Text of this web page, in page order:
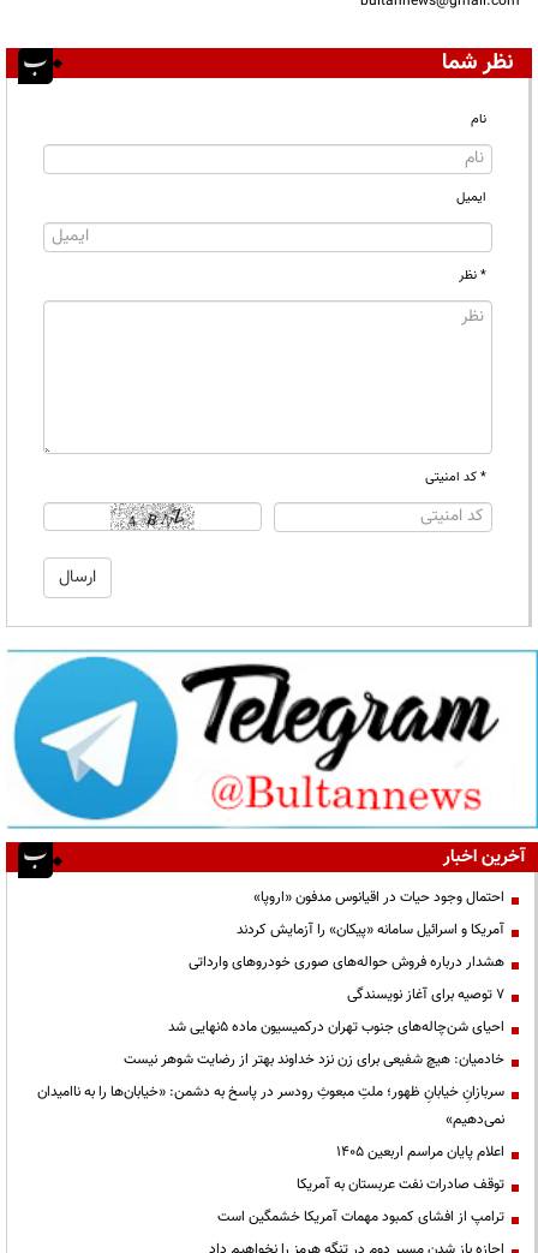
نظر شما
نام
ایمیل
* نظر
* کد امنیتی
آخرین اخبار
احتمال وجود حیات در اقیانوس مدفون «اروپا»
آمریکا و اسرائیل سامانه «پیکان» را آزمایش کردند
هشدار درباره فروش حواله‌های صوری خودروهای وارداتی
۷ توصیه برای آغاز نویسندگی
احیای شن‌چاله‌های جنوب تهران درکمیسیون ماده ۵نهایی شد
خادمیان: هیچ شفیعی برای زن نزد خداوند بهتر از رضایت شوهر نیست
سربازانِ خیابانِ ظهور؛ ملتِ مبعوثِ رودسر در پاسخ به دشمن: «خیابان‌ها را به ناامیدان
نمی‌دهیم»
اعلام پایان مراسم اربعین ۱۴۰۵
توقف صادرات نفت عربستان به آمریکا
ترامپ از افشای کمبود مهمات آمریکا خشمگین است